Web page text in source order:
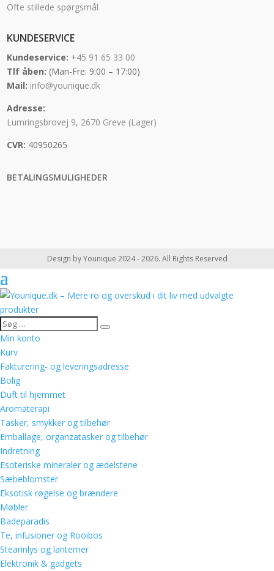
Ofte stillede spørgsmål
KUNDESERVICE
Kundeservice: +45 91 65 33 00
Tlf åben: (Man-Fre: 9:00 – 17:00)
Mail: info@younique.dk
Adresse:
Lumringsbrovej 9, 2670 Greve (Lager)
CVR: 40950265
BETALINGSMULIGHEDER
Design by Younique 2024 - 2026. All Rights Reserved
Min konto
Kurv
Fakturering- og leveringsadresse
Bolig
Duft til hjemmet
Aromaterapi
Tasker, smykker og tilbehør
Emballage, organzatasker og tilbehør
Indretning
Esoteriske mineraler og ædelstene
Sæbeblomster
Eksotisk røgelse og brændere
Møbler
Badeparadis
Te, infusioner og Rooibos
Stearinlys og lanterner
Elektronik & gadgets